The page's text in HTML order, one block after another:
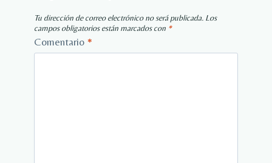
Tu dirección de correo electrónico no será publicada. Los
campos obligatorios están marcados con *
Comentario *